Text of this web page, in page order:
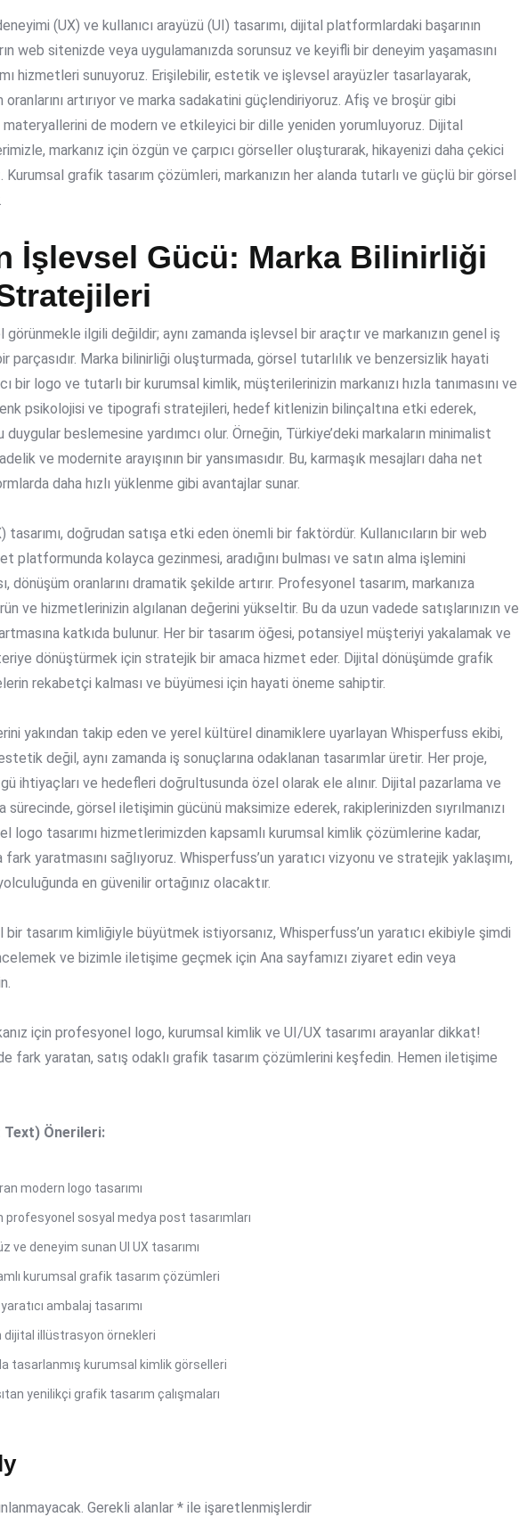
(UX) ve kullanıcı arayüzü (UI) tasarımı, dijital platformlardaki başarının
web sitenizde veya uygulamanızda sorunsuz ve keyifli bir deneyim yaşamasını
hizmetleri sunuyoruz. Erişilebilir, estetik ve işlevsel arayüzler tasarlayarak,
artırıyor ve marka sadakatini güçlendiriyoruz. Afiş ve broşür gibi
de modern ve etkileyici bir dille yeniden yorumluyoruz. Dijital
markanız için özgün ve çarpıcı görseller oluşturarak, hikayenizi daha çekici
Kurumsal grafik tasarım çözümleri, markanızın her alanda tutarlı ve güçlü bir görsel
İşlevsel Gücü: Marka Bilinirliği
görünmekle ilgili değildir; aynı zamanda işlevsel bir araçtır ve markanızın genel iş
parçasıdır. Marka bilinirliği oluşturmada, görsel tutarlılık ve benzersizlik hayati
bir logo ve tutarlı bir kurumsal kimlik, müşterilerinizin markanızı hızla tanımasını ve
psikolojisi ve tipografi stratejileri, hedef kitlenizin bilinçaltına etki ederek,
duygular beslemesine yardımcı olur. Örneğin, Türkiye’deki markaların minimalist
ve modernite arayışının bir yansımasıdır. Bu, karmaşık mesajları daha net
daha hızlı yüklenme gibi avantajlar sunar.
tasarımı, doğrudan satışa etki eden önemli bir faktördür. Kullanıcıların bir web
platformunda kolayca gezinmesi, aradığını bulması ve satın alma işlemini
dönüşüm oranlarını dramatik şekilde artırır. Profesyonel tasarım, markanıza
ve hizmetlerinizin algılanan değerini yükseltir. Bu da uzun vadede satışlarınızın ve
katkıda bulunur. Her bir tasarım öğesi, potansiyel müşteriyi yakalamak ve
dönüştürmek için stratejik bir amaca hizmet eder. Dijital dönüşümde grafik
rekabetçi kalması ve büyümesi için hayati öneme sahiptir.
yakından takip eden ve yerel kültürel dinamiklere uyarlayan Whisperfuss ekibi,
değil, aynı zamanda iş sonuçlarına odaklanan tasarımlar üretir. Her proje,
ihtiyaçları ve hedefleri doğrultusunda özel olarak ele alınır. Dijital pazarlama ve
görsel iletişimin gücünü maksimize ederek, rakiplerinizden sıyrılmanızı
logo tasarımı hizmetlerimizden kapsamlı kurumsal kimlik çözümlerine kadar,
fark yaratmasını sağlıyoruz. Whisperfuss’un yaratıcı vizyonu ve stratejik yaklaşımı,
en güvenilir ortağınız olacaktır.
bir tasarım kimliğiyle büyütmek istiyorsanız, Whisperfuss’un yaratıcı ekibiyle şimdi
ve bizimle iletişime geçmek için Ana sayfamızı ziyaret edin veya
.
için profesyonel logo, kurumsal kimlik ve UI/UX tasarımı arayanlar dikkat!
fark yaratan, satış odaklı grafik tasarım çözümlerini keşfedin. Hemen iletişime
Önerileri:
modern logo tasarımı
profesyonel sosyal medya post tasarımları
ve deneyim sunan UI UX tasarımı
kurumsal grafik tasarım çözümleri
ambalaj tasarımı
dijital illüstrasyon örnekleri
tasarlanmış kurumsal kimlik görselleri
yenilikçi grafik tasarım çalışmaları
Gerekli alanlar * ile işaretlenmişlerdir